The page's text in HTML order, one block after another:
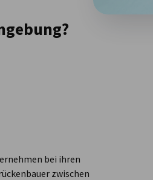
bei ihren
zwischen